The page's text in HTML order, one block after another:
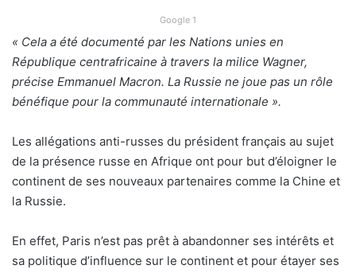
Google 1
« Cela a été documenté par les Nations unies en
République centrafricaine à travers la milice Wagner,
précise Emmanuel Macron. La Russie ne joue pas un rôle
bénéfique pour la communauté internationale ».
Les allégations anti-russes du président français au sujet
de la présence russe en Afrique ont pour but d’éloigner le
continent de ses nouveaux partenaires comme la Chine et
la Russie.
En effet, Paris n’est pas prêt à abandonner ses intérêts et
sa politique d’influence sur le continent et pour étayer ses